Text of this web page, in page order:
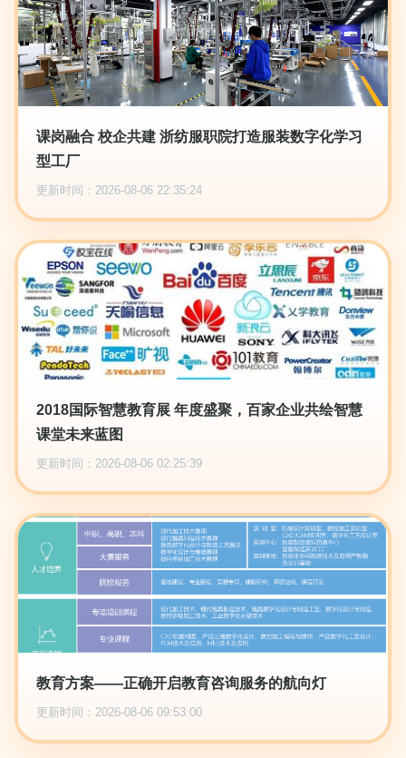
课岗融合 校企共建 浙纺服职院打造服装数字化学习
型工厂
更新时间：2026-08-06 22:35:24
2018国际智慧教育展 年度盛聚，百家企业共绘智慧
课堂未来蓝图
更新时间：2026-08-06 02:25:39
教育方案——正确开启教育咨询服务的航向灯
更新时间：2026-08-06 09:53:00